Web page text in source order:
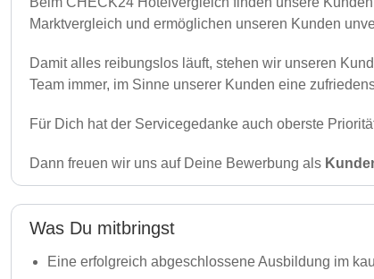
Marktvergleich und ermöglichen unseren Kunden
Damit alles reibungslos läuft, stehen wir unseren
Team immer, im Sinne unserer Kunden eine
Für Dich hat der Servicegedanke auch oberste
Dann freuen wir uns auf Deine Bewerbung als
Was Du mitbringst
Eine erfolgreich abgeschlossene Ausbildung im